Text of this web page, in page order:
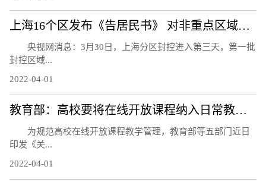
上海16个区发布《告居民书》 对非重点区域居民进行抗原检测
央视网消息：3月30日，上海分区封控进入第三天，第一批
封控区域...
2022-04-01
教育部：高校要将在线开放课程纳入日常教学管理 与线下课程同管理同要求
为规范高校在线开放课程教学管理，教育部等五部门近日
印发《关...
2022-04-01